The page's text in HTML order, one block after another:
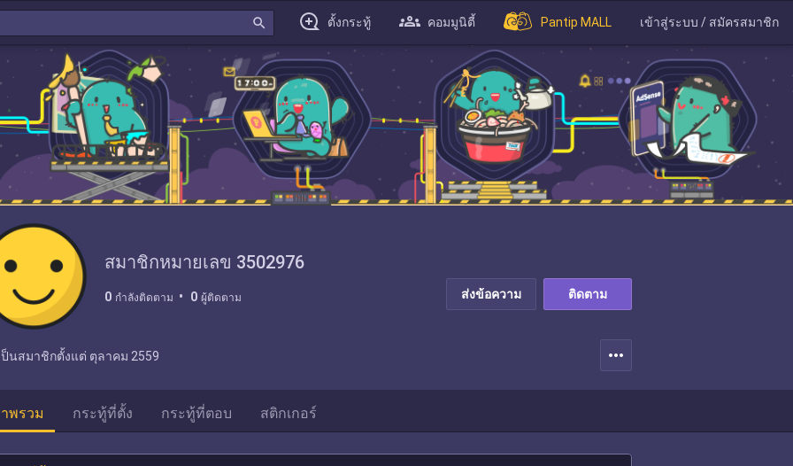
search ตั้งกระทู้ คอมมูนิตี้ Pantip MALL เข้าสู่ระบบ / สมัครสมาชิก
สมาชิกหมายเลข 3502976
0 กำลังติดตาม 0 ผู้ติดตาม ส่งข้อความ ติดตาม
ป็นสมาชิกตั้งแต่ ตุลาคม 2559 more_horiz
พรวม กระทู้ที่ตั้ง กระทู้ที่ตอบ สติกเกอร์